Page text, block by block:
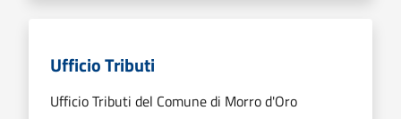
Ufficio Tributi
Ufficio Tributi del Comune di Morro d'Oro